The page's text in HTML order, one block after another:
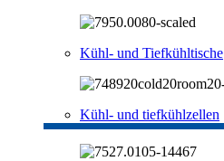
Kühl- und Tiefkühltische
Kühl- und tiefkühlzellen